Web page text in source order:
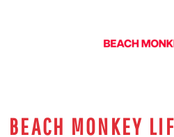
BEACH MONKEY